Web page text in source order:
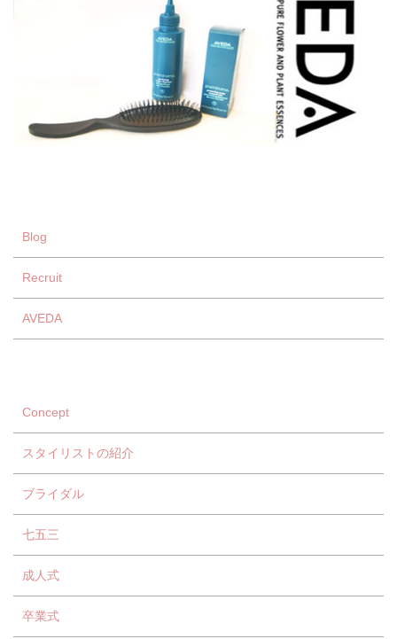
Blog
Recruit
AVEDA
Concept
スタイリストの紹介
ブライダル
七五三
成人式
卒業式